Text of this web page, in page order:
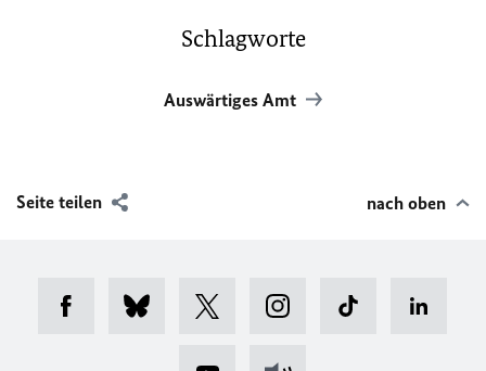
Schlagworte
Auswärtiges Amt
Seite teilen nach oben